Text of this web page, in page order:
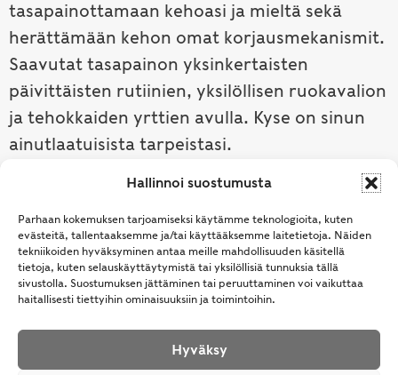
Hallinnoi suostumusta
Parhaan kokemuksen tarjoamiseksi käytämme teknologioita, kuten
evästeitä, tallentaaksemme ja/tai käyttääksemme laitetietoja. Näiden
tekniikoiden hyväksyminen antaa meille mahdollisuuden käsitellä
tietoja, kuten selauskäyttäytymistä tai yksilöllisiä tunnuksia tällä
sivustolla. Suostumuksen jättäminen tai peruuttaminen voi vaikuttaa
haitallisesti tiettyihin ominaisuuksiin ja toimintoihin.
Hyväksy
tasapainottamaan kehoasi ja mieltä sekä
herättämään kehon omat korjausmekanismit.
Saavutat tasapainon yksinkertaisten
päivittäisten rutiinien, yksilöllisen ruokavalion
ja tehokkaiden yrttien avulla. Kyse on sinun
ainutlaatuisista tarpeistasi.
Tutustu ayurvedaan →